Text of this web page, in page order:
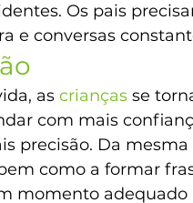
Os pais
e conversas
as crianças se
com mais
precisão. Da
como a formar
momento